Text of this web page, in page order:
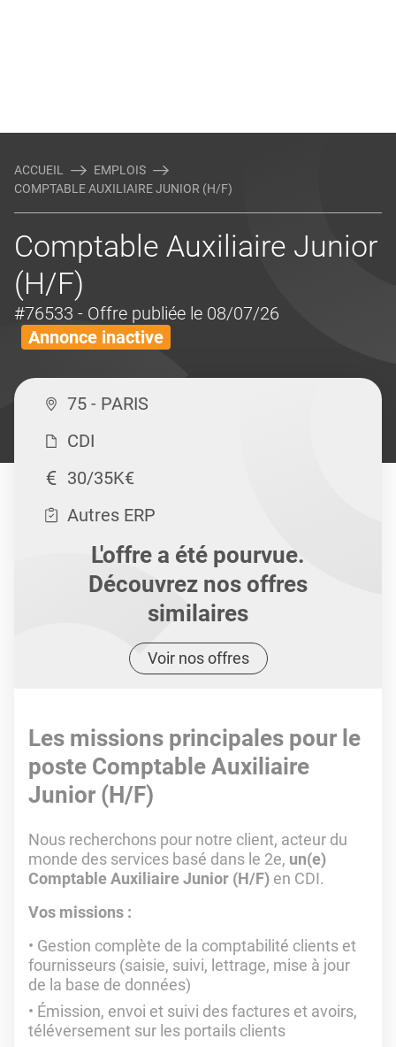
ACCUEIL
EMPLOIS
COMPTABLE AUXILIAIRE JUNIOR (H/F)
Comptable Auxiliaire Junior
(H/F)
#76533 - Offre publiée le 08/07/26
Annonce inactive
75 - PARIS
CDI
30/35K€
Autres ERP
L'offre a été pourvue.
Découvrez nos offres
similaires
Voir nos offres
Les missions principales pour le
poste Comptable Auxiliaire
Junior (H/F)
Nous recherchons pour notre client, acteur du
monde des services basé dans le 2e, un(e)
Comptable Auxiliaire Junior (H/F) en CDI.
Vos missions :
Gestion complète de la comptabilité clients et
fournisseurs (saisie, suivi, lettrage, mise à jour
de la base de données)
Émission, envoi et suivi des factures et avoirs,
téléversement sur les portails clients